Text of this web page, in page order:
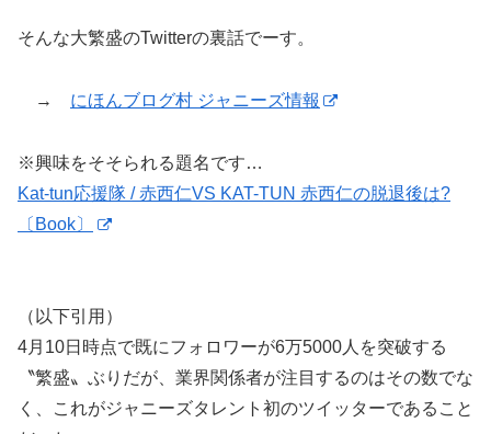
そんな大繁盛のTwitterの裏話でーす。
→ にほんブログ村 ジャニーズ情報
※興味をそそられる題名です…
Kat-tun応援隊 / 赤西仁VS KAT-TUN 赤西仁の脱退後は?
〔Book〕
（以下引用）
4月10日時点で既にフォロワーが6万5000人を突破する
〝繁盛〟ぶりだが、業界関係者が注目するのはその数でな
く、これがジャニーズタレント初のツイッターであること